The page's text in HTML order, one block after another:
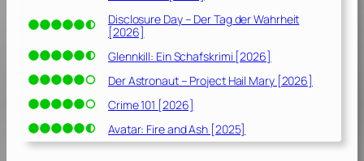
Disclosure Day – Der Tag der Wahrheit
[2026]
Glennkill: Ein Schafskrimi [2026]
Der Astronaut – Project Hail Mary [2026]
Crime 101 [2026]
Avatar: Fire and Ash [2025]